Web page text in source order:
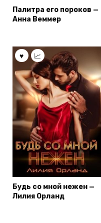
Палитра его пороков —
Анна Веммер
Будь со мной нежен —
Лилия Орланд